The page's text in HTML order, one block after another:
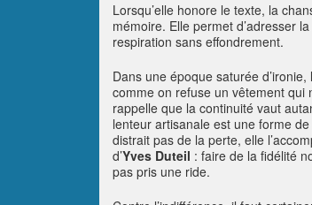
Lorsqu’elle honore le texte, la
mémoire. Elle permet d’adresser
respiration sans effondrement.
Dans une époque saturée
comme on refuse un vêtement qui
rappelle que la continuité vaut
lenteur artisanale est une forme
distrait pas de la perte, elle
d’Yves Duteil : faire de la fidélité
pas pris une ride.